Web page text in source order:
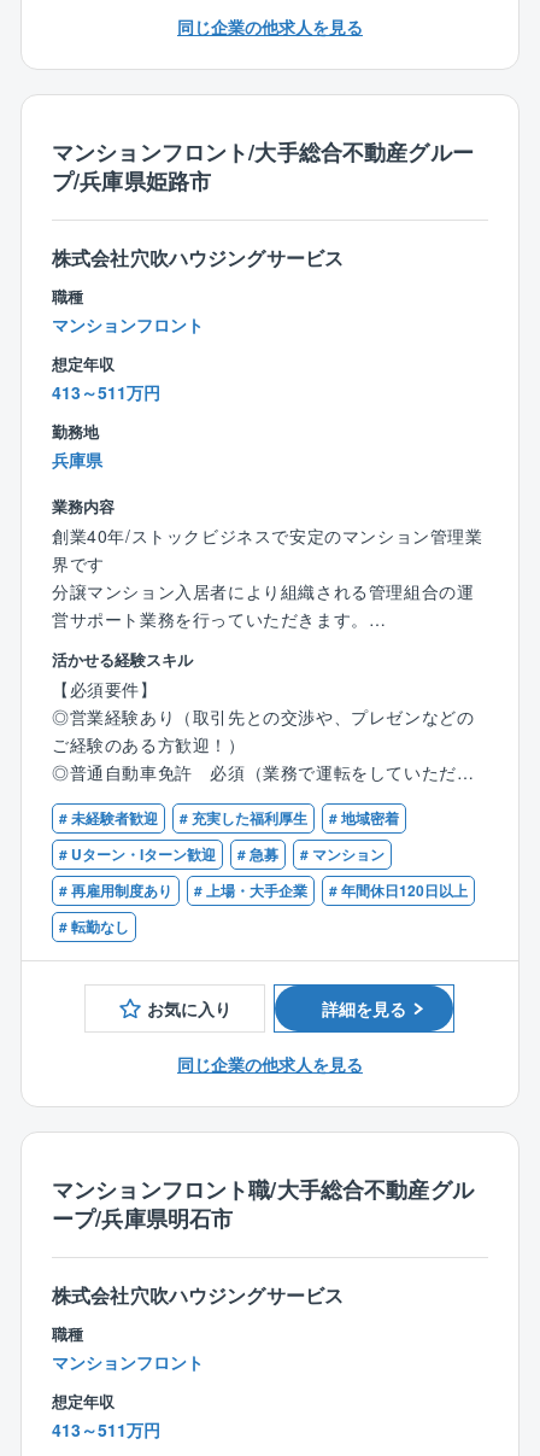
グ屋さんやお豆腐屋さん、新幹線や護衛艦まで、あら
ゆる業種のお客様でお使いいただいているボイラを主
力製品としているメーカーです。
真空式温水ヒーターにおいて国内トップシェアを実現
しております。ボイラの種類は豊富にありますが、熱
す。
そういったお客様の要望に対して、多様な技術・製品
を用いた『トータルエンジニアリング』ができ、お客
様の要望に沿った最良のものを提案できる強みがあり
ます。
ら順番にお任せいたします。
◎業務の特徴◎
・出張:宿泊を伴う長期出張なし
す。
・施主（大手ゼネコンや官公庁）との打ち合わせは月
◎組織編成◎
20歳代2名/30歳代4名/40歳代0名/50歳代1名/60歳以上
5名
【新土木開発コンサルタント社について】
神戸市に本社を構え、近畿地区で土木設計、開発、測
建設コンサルタントです。主に自治体の公共事業を手
がけ、地域に密着した事業展開で、人々の暮らしを支
えています。
【同社の魅力】
■地域社会への貢献を実感できる
・あなたが設計した橋が、地域住民の生活を支え、安
全な街づくりに貢献します。
・日々の業務を通して、社会インフラを支えるやりが
いを実感できます。
■ワークライフバランスを重視できる
・地域密着型の企業のため、転勤の心配がなく、腰を
据えて長く働くことができます。
・メリハリをつけて働ける環境で、プライベートも充
実させることが可能です。
・月の残業時間も20hと働き方が整います。※繁忙期で
も月30h程
・20代から60代まで幅広い世代が活躍していますが、
換や相談がしやすい環境です。
■安定した経営基盤
・長年にわたり、地域社会のインフラ整備に貢献して
きた実績と信頼があります。
できます。
同じ企業の他求人を見る
マンションフロント/大手総合不動産グルー
プ/兵庫県姫路市
株式会社穴吹ハウジングサービス
職種
マンションフロント
想定年収
413～511万円
勤務地
兵庫県
業務内容
創業40年/ストックビジネスで安定のマンション管理業
界です
分譲マンション入居者により組織される管理組合の運
営サポート業務を行っていただきます。
営業職ですが、数字よりもお客様との関係性重視の社
風。
未経験から活躍している社員多数！
【具体的な業務】
●理事会、総会の運営サポート
●議事録の作成
●管理組合会計（出納関係）書類や管理報告書の作成
●共用部やエレベータなど点検報告書の確認や、建物の
修繕提案
●入居者様からのお困りごとサポート
※一人平均10棟～15棟を担当し、内勤6割、外勤4割程
度です。
2～3か月で自分の担当物件を持つことを目標に取り
組んでいただきます。
【働きやすい環境を目指しています】
★フレックスタイム制で、社員それぞれのライフスタ
イルに合った柔軟な勤務時間帯を選択できます。
★業務システムが19時にシャットダウンするため、ほ
とんどの社員はその時間までに退社しています。
【転勤について】
ブロック制度（会社指定の十数エリアから、転勤範囲
を選べる制度）を採用。
異動が発生する場合は本人の希望や家庭事情等を事前
活かせる経験スキル
【必須要件】
◎営業経験あり（取引先との交渉や、プレゼンなどの
ご経験のある方歓迎！）
◎普通自動車免許 必須（業務で運転をしていただき
ます。）
◎パソコンの使用ができる方（ワード、エクセル、パ
ワポなどの基本的なスキル）
◎「成約がゴール」「数字主義」の業績を追い求める
タイプではなく、お客様と長く良好な関係を築ける方
を望んでいます。
【歓迎要件】
◎フロント営業経験者・管理業務主任者・宅地建物取
※業務に必要な不動産関連資格取得のバックアップ体
制は整っています。
# 未経験者歓迎 # 充実した福利厚生
# 地域密着
# Uターン・Iターン歓迎
# 急募
# マンション
# 再雇用制度あり
# 上場・大手企業
# 年間休日120日以上
# 転勤なし
お気に入り 詳細を見る
同じ企業の他求人を見る
マンションフロント職/大手総合不動産グル
ープ/兵庫県明石市
株式会社穴吹ハウジングサービス
職種
マンションフロント
想定年収
413～511万円